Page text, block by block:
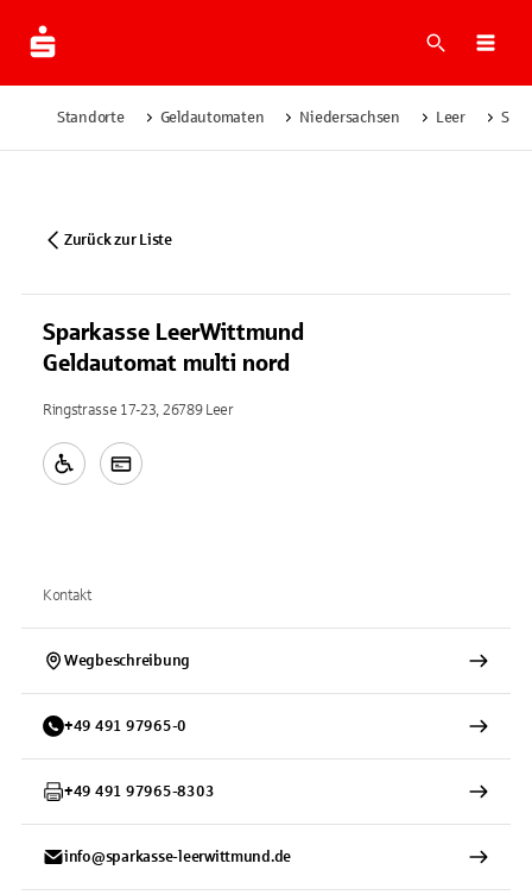
Suche
Standorte Geldautomaten Niedersachsen Leer
Zurück zur Liste
Sparkasse LeerWittmund
Geldautomat multi nord
Ringstrasse 17-23, 26789 Leer
Kontakt
Wegbeschreibung
+49 491 97965-0
+49 491 97965-8303
info@sparkasse-leerwittmund.de